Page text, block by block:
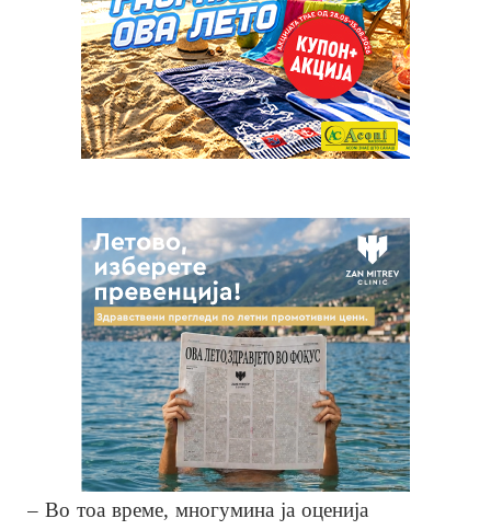
– Во тоа време, многумина ја оценија